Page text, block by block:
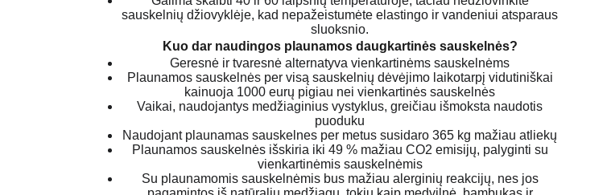
sauskelnių džiovyklėje, kad nepažeistumėte elastingo ir vandeniui atsparaus
sluoksnio.
Kuo dar naudingos plaunamos daugkartinės sauskelnės?
Geresnė ir tvaresnė alternatyva vienkartinėms sauskelnėms
Plaunamos sauskelnės per visą sauskelnių dėvėjimo laikotarpį vidutiniškai
kainuoja 1000 eurų pigiau nei vienkartinės sauskelnės
Vaikai, naudojantys medžiaginius vystyklus, greičiau išmoksta naudotis
puoduku
Naudojant plaunamas sauskelnes per metus susidaro 365 kg mažiau atliekų
Plaunamos sauskelnės išskiria iki 49 % mažiau CO2 emisijų, palyginti su
vienkartinėmis sauskelnėmis
Su plaunamomis sauskelnėmis bus mažiau alerginių reakcijų, nes jos